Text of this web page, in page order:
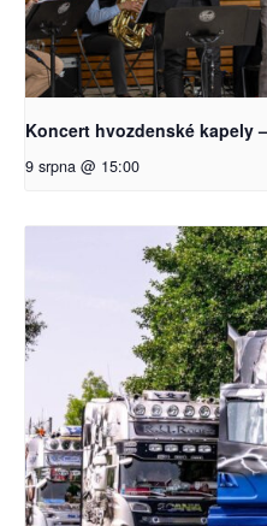
Koncert hvozdenské kapely
9 srpna @ 15:00